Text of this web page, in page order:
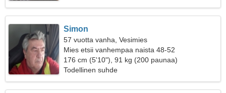
Simon
57 vuotta vanha, Vesimies
Mies etsii vanhempaa naista 48-52
176 cm (5'10"), 91 kg (200 paunaa)
Todellinen suhde